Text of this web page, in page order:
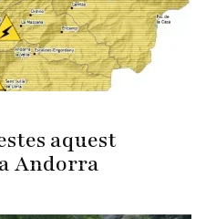
aquest
Andorra